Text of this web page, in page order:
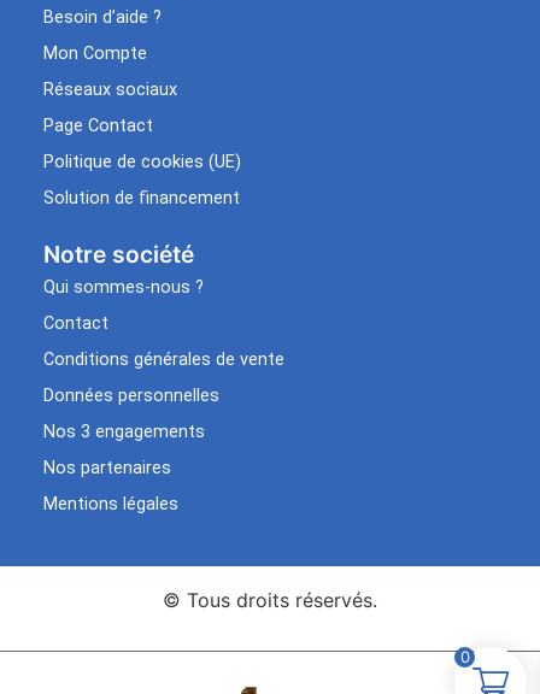
Besoin d’aide ?
Mon Compte
Réseaux sociaux
Page Contact
Politique de cookies (UE)
Solution de financement
Notre société
Qui sommes-nous ?
Contact
Conditions générales de vente
Données personnelles
Nos 3 engagements
Nos partenaires
Mentions légales
© Tous droits réservés.
0